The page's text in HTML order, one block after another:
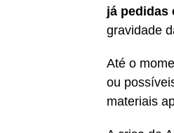
já pedidas
gravidade
Até o
ou
materiais